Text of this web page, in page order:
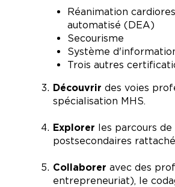
Réanimation
automatisé (DEA)
Secourisme
Système
Trois autres
Découvrir des voies
spécialisation MHS.
Explorer les parcours
postsecondaires
Collaborer avec des
entrepreneuriat), le